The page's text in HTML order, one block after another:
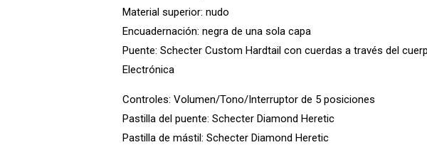
Material superior: nudo
Encuadernación: negra de una sola capa
Puente: Schecter Custom Hardtail con cuerdas a través del
Electrónica
Controles: Volumen/Tono/Interruptor de 5 posiciones
Pastilla del puente: Schecter Diamond Heretic
Pastilla de mástil: Schecter Diamond Heretic